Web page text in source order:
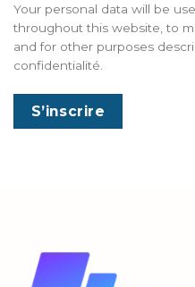
Your personal data will be
throughout this website, to
and for other purposes
confidentialité
S’inscrire